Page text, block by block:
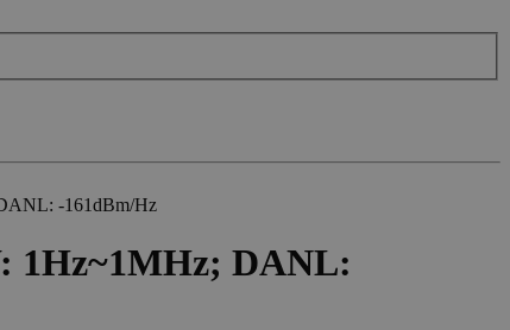
-161dBm/Hz
1Hz~1MHz; DANL: